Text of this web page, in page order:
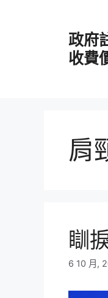
政府
收費
肩
瞓
6 10 月,